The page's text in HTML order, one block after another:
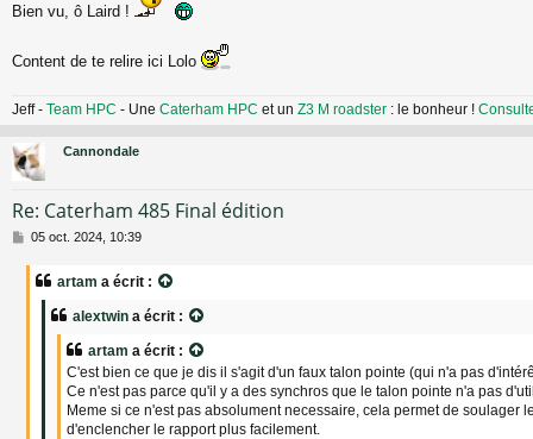
Bien vu, ô Laird !
Content de te relire ici Lolo
Jeff - Team HPC - Une Caterham HPC et un Z3 M roadster : le bonheur !
Cannondale
Re: Caterham 485 Final édition
M
05 oct. 2024, 10:39
artam a écrit :
alextwin a écrit :
artam a écrit :
C'est bien ce que je dis il s'agit d'un faux talon pointe (qui n'a pas
Ce n'est pas parce qu'il y a des synchros que le talon pointe n'a pas
Meme si ce n'est pas absolument necessaire, cela permet de soulager
d'enclencher le rapport plus facilement.